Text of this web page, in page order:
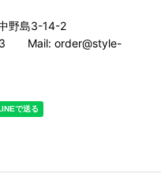
野島3-14-2
Mail: order@style-